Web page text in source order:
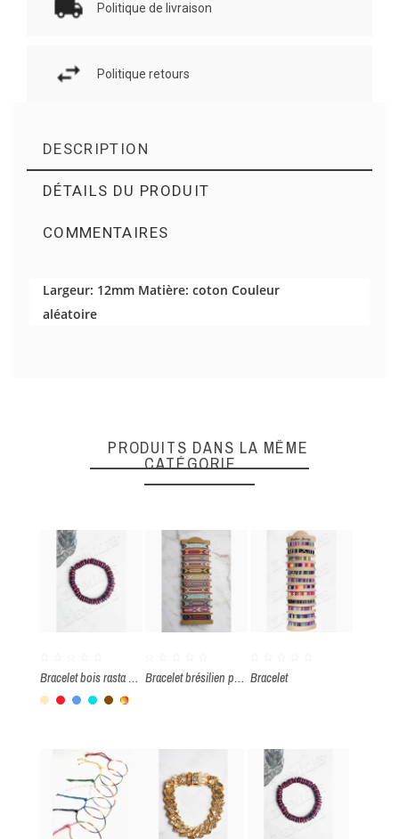
Politique de livraison
Politique retours
DESCRIPTION
DÉTAILS DU PRODUIT
COMMENTAIRES
Largeur: 12mm Matière: coton Couleur
aléatoire
Il n'y a pas d'avis en ce moment.
ENVOYER
PRODUITS DANS LA MÊME
CATÉGORIE
Bracelet bois rasta par paquet de 10 pièces
BeigeRouge
BleuTurquoise
BrunMulticolore
Bracelet brésilien par paquet de 12 pièces Bracelet